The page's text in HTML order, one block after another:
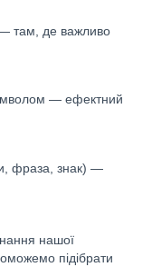
— там, де важливо
— ефектний
фраза, знак) —
нашої
підібрати